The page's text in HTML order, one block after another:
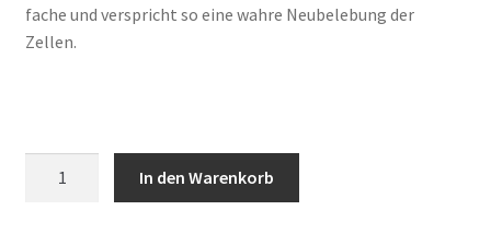
fache und verspricht so eine wahre Neubelebung der
Zellen.
In den Warenkorb